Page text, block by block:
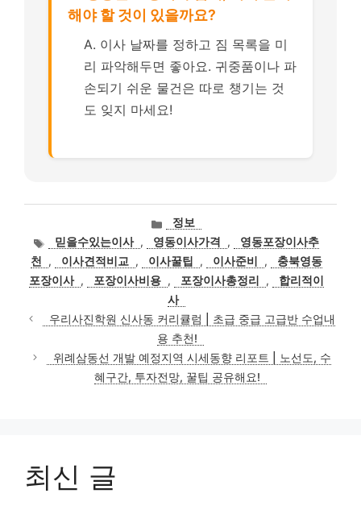
해야 할 것이 있을까요?
A. 이사 날짜를 정하고 짐 목록을 미
리 파악해두면 좋아요. 귀중품이나 파
손되기 쉬운 물건은 따로 챙기는 것
도 잊지 마세요!
카
테
고
리
정보
태믿을수있는이사 , 영동이사가격 ,
영동포장이사추
천
, 이사견적비교 , 이사꿀팁 , 이사준비 ,
충북영동
포장이사 , 포장이사비용 , 포장이사총정리 ,
합리적이
사
우리사진학원 신사동 커리큘럼 | 초급 중급 고급반 수업내
용 추천!
위례삼동선 개발 예정지역 시세동향 리포트 | 노선도, 수
혜구간, 투자전망, 꿀팁 공유해요!
최신 글